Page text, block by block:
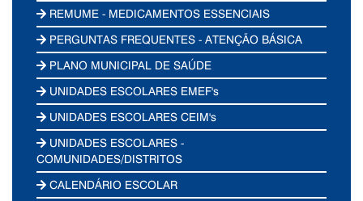
REMUME - MEDICAMENTOS ESSENCIAIS
PERGUNTAS FREQUENTES - ATENÇÃO BÁSICA
PLANO MUNICIPAL DE SAÚDE
UNIDADES ESCOLARES EMEF's
UNIDADES ESCOLARES CEIM's
UNIDADES ESCOLARES -
COMUNIDADES/DISTRITOS
CALENDÁRIO ESCOLAR